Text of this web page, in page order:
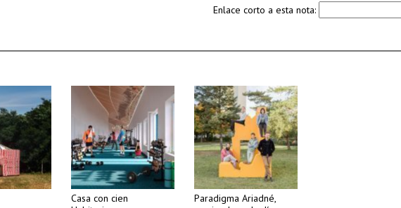
Enlace corto a esta nota:
Casa con cien
Paradigma Ariadné,